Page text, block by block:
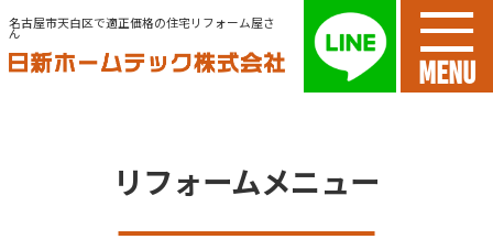
名古屋市天白区で適正価格の住宅リフォーム屋さ
ん
MENU
リフォームメニュー